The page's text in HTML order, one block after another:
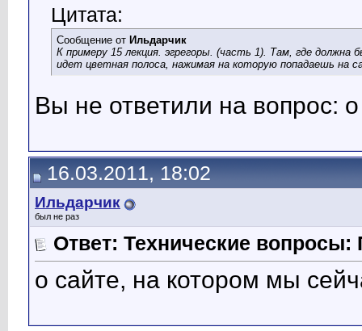
Цитата:
Сообщение от Ильдарчик
К примеру 15 лекция. эгрегоры. (часть 1). Там, где должна
идет цветная полоса, нажимая на которую попадаешь на
Вы не ответили на вопрос:
16.03.2011, 18:02
Ильдарчик
был не раз
Ответ: Технические
о сайте, на котором мы